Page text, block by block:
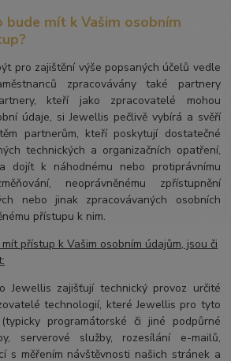
bude mít k Vašim osobním
pro zajištění výše popsaných účelů vedle
zpracovávány také partnery
kteří jako zpracovatelé mohou
údaje, si Jewellis pečlivě vybírá a svěří
partnerům, kteří poskytují dostatečné
technických a organizačních opatření,
dojít k náhodnému nebo protiprávnímu
neoprávněnému zpřístupnění
nebo jinak zpracovávaných osobních
přístupu k nim.
přístup k Vašim osobním údajům, jsou či
Jewellis zajišťují technický provoz určité
technologií, které Jewellis pro tyto
programátorské či jiné podpůrné
serverové služby, rozesílání e-mailů,
s měřením návštěvnosti našich stránek a